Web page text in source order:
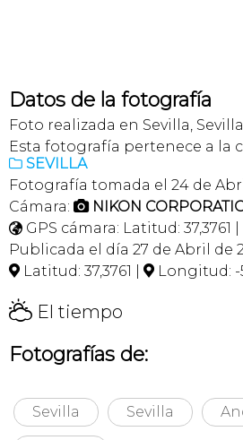
Datos de la fotografía
Foto realizada en Sevilla,
Esta fotografía pertenece a la
 SEVILLA
Fotografía tomada el 24 de
Cámara:  NIKON
 GPS cámara: Latitud: 37,3761
Publicada el día 27 de Abril de
 Latitud: 37,3761 |  Longitud: -
H El tiempo
Fotografías de:
Sevilla Sevilla